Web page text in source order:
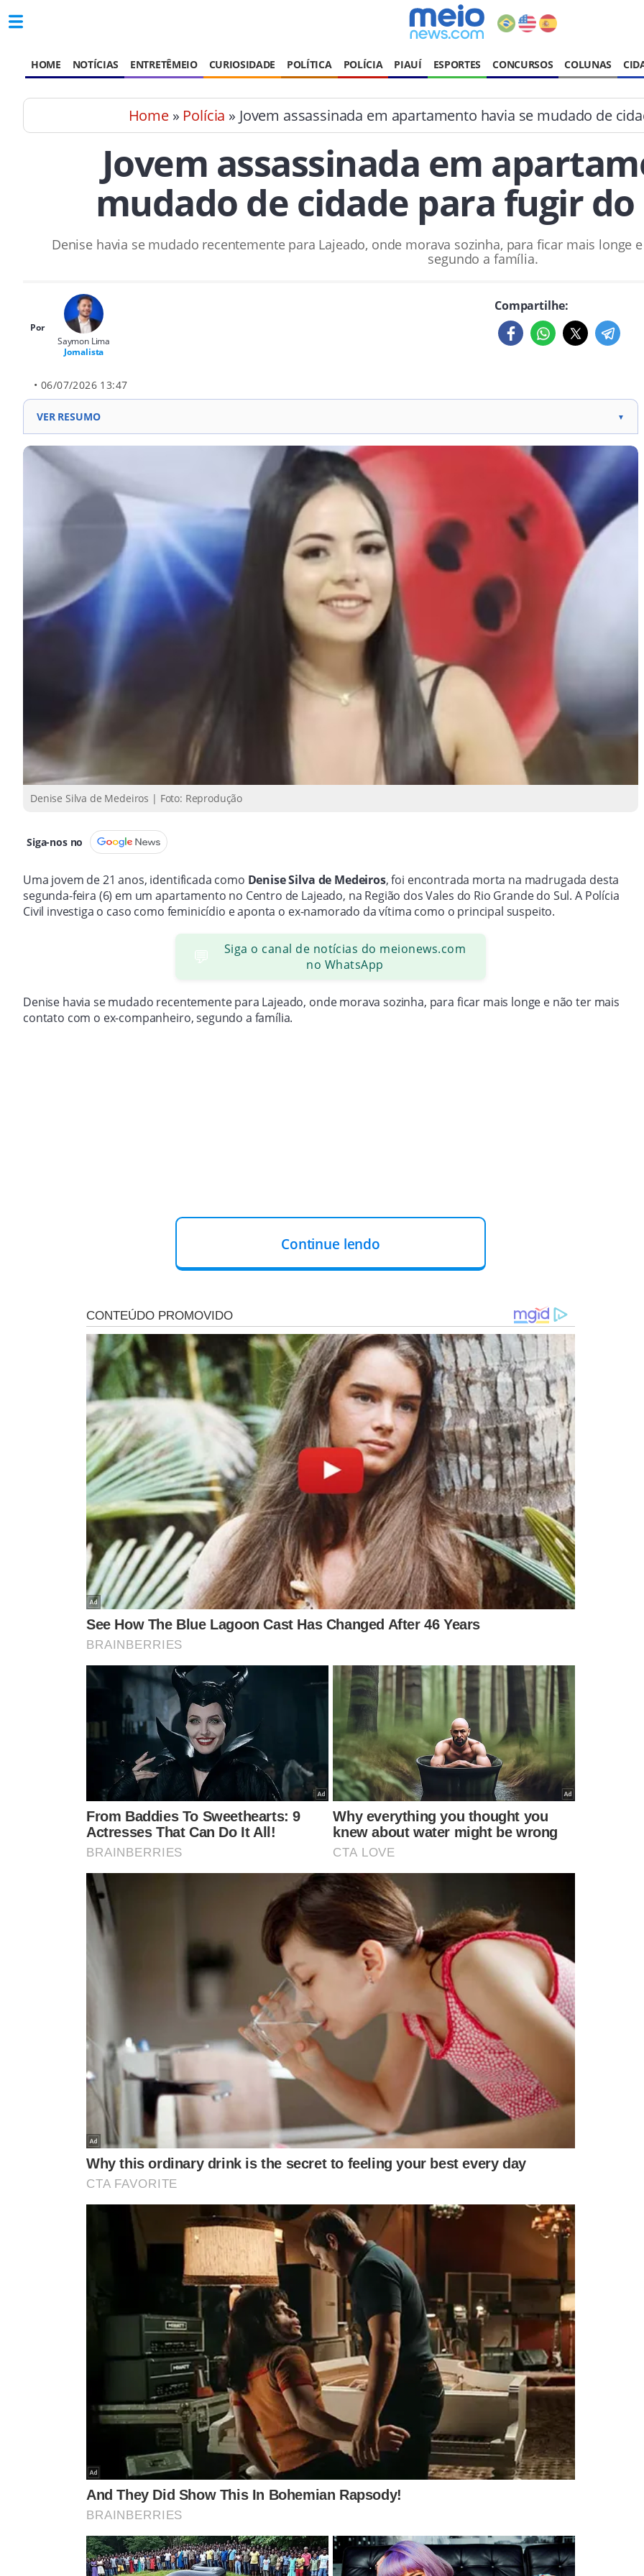
HOME NOTÍCIAS ENTRETÊMEIO CURIOSIDADE POLÍTICA POLÍCIA PIAUÍ ESPORTES CONCURSOS COLUNAS
Home» Polícia » Jovem assassinada em apartamento havia se mudado de
Jovem assassinada em
mudado de cidade para fugir
Denise havia se mudado recentemente para Lajeado, onde morava sozinha, para ficar mais
segundo a família.
Por
Saymon Lima
Jornalista
• 06/07/2026 13:47
Compartilhe:
VER RESUMO ▼
Jovem de 21 anos foi encontrada morta em apartamento no Centro de Lajeado na madrugada desta segunda-feira.
Polícia investiga caso como feminicídio e aponta ex-namorado como principal suspeito.
Denise havia se mudado para Lajeado para evitar contato com ex-companheiro, segundo família.
Delegada destacou marcas de disparos de arma de fogo no apartamento da vítima.
Familiares compareceram à delegacia para registrar ocorrência e aguardar investigações.
Denise Silva de Medeiros | Foto: Reprodução
Siga-nos no
Uma jovem de 21 anos, identificada como Denise Silva de Medeiros, foi encontrada morta na madrugada desta
segunda-feira (6) em um apartamento no Centro de Lajeado, na Região dos Vales do Rio Grande do Sul. A Polícia
Civil investiga o caso como feminicídio e aponta o ex-namorado da vítima como o principal suspeito.
💬
Siga o canal de notícias do meionews.com
no WhatsApp
Denise havia se mudado recentemente para Lajeado, onde morava sozinha, para ficar mais longe e não ter mais
contato com o ex-companheiro, segundo a família.
De acordo com a titular da Delegacia Especializada no Atendimento à Mulher (Deam), delegada Márcia Bernini,
aguardar mais informações sobre o andamento das investigações.
EX-NAMORADO FEMINICÍDIO LAJEADO JOVEM MORTA
VER COMENTÁRIOS
VEJA TAMBÉM
VÍTIMA TEM AUTISMO
Ator preso por estupro
disse que estava bêbado e
confundiu criança de 5 anos
com namorada
FOI PRESO COM MADRASTA
Pai teria fingido chorar em
enterro após matar filho
por dívida de R$ 50 mil
POLICIA INVESTIGA
Mulher é assassinada a tiros
em estrada ao lado de igreja
no Espírito Santo
VEJA MAIS NOTÍCIAS
Continue lendo